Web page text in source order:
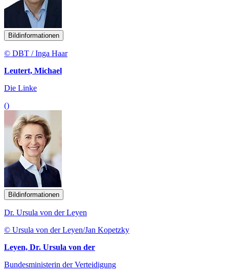
Bildinformationen
© DBT / Inga Haar
Leutert, Michael
Die Linke
()
Bildinformationen
Dr. Ursula von der Leyen
© Ursula von der Leyen/Jan Kopetzky
Leyen, Dr. Ursula von der
Bundesministerin der Verteidigung